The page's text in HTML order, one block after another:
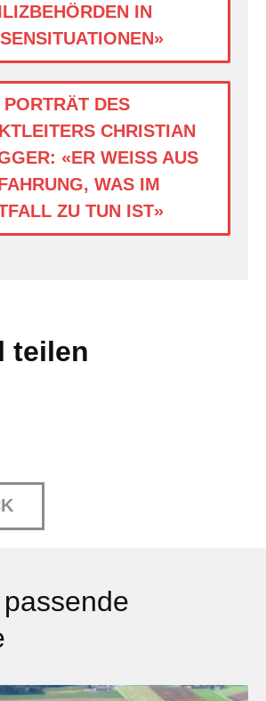
IN
PORTRÄT DES
CHRISTIAN
«ER WEISS AUS
WAS IM
ZU TUN IST»
teilen